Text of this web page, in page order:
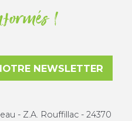
!
NEWSLETTER
- Z.A. Rouffillac - 24370